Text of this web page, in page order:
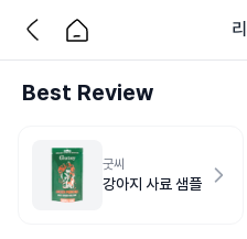
Best Review
굿씨
강아지 사료 샘플